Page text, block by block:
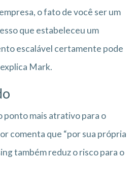
o fato de você ser um
que estabeleceu um
escalável certamente pode
Mark.
ponto mais atrativo para o
comenta que “por sua própria
também reduz o risco para o